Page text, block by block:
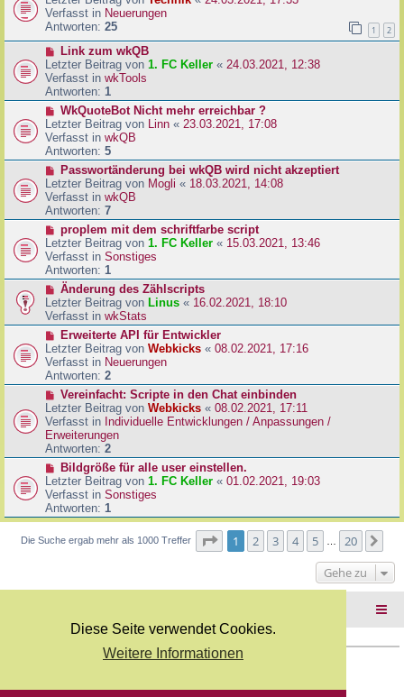
Diese Seite verwendet Cookies.
Weitere Informationen
g
e
i
t
a
g
u
e
r
B
e
i
t
a
g
Verfasst in Neuerungen
Antworten: 25 1 2
N
e
u
e
r
B
e
i
t
a
g
Link zum wkQB
Letzter Beitrag von 1. FC Keller « 24.03.2021, 12:38
Verfasst in wkTools
Antworten: 1
N
e
u
e
r
B
e
i
t
a
g
WkQuoteBot Nicht mehr erreichbar ?
Letzter Beitrag von Linn « 23.03.2021, 17:08
Verfasst in wkQB
Antworten: 5
N
e
u
e
r
B
e
i
t
a
g
Passwortänderung bei wkQB wird nicht akzeptiert
Letzter Beitrag von Mogli « 18.03.2021, 14:08
Verfasst in wkQB
Antworten: 7
N
e
u
e
r
B
e
i
r
a
g
proplem mit dem schriftfarbe script
Letzter Beitrag von 1. FC Keller « 15.03.2021, 13:46
Verfasst in Sonstiges
Antworten: 1
N
e
u
e
r
B
e
i
r
a
g
Änderung des Zählscripts
Letzter Beitrag von Linus « 16.02.2021, 18:10
Verfasst in wkStats
N
e
u
e
r
B
e
i
t
r
a
g
Erweiterte API für Entwickler
Letzter Beitrag von Webkicks « 08.02.2021, 17:16
Verfasst in Neuerungen
Antworten: 2
N
e
u
e
r
B
e
i
t
r
g
Vereinfacht: Scripte in den Chat einbinden
Letzter Beitrag von Webkicks « 08.02.2021, 17:11
Verfasst in Individuelle Entwicklungen / Anpassungen /
Erweiterungen
Antworten: 2
N
e
u
e
r
B
e
r
Bildgröße für alle user einstellen.
Letzter Beitrag von 1. FC Keller « 01.02.2021, 19:03
Verfasst in Sonstiges
Antworten: 1
Die Suche ergab mehr als 1000 Treffer Seite von
1 2 3 4 5 20
Gehe zu
Deutsche Übersetzung durchphpBB.de